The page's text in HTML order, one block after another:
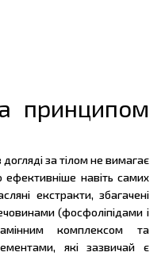
принципом
за тілом не вимагає
ефективніше навіть самих
екстракти, збагачені
(фосфоліпідами і
комплексом та
які зазвичай є